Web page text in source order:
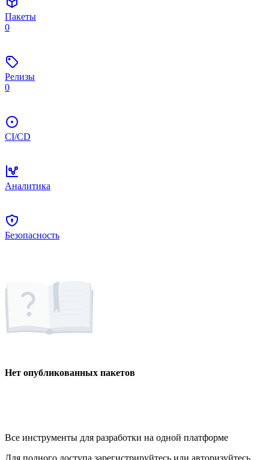
Пакеты
0
Релизы
0
CI/CD
Аналитика
Безопасность
Нет опубликованных пакетов
Все инструменты для разработки на одной платформе
Для полного доступа зарегистрируйтесь или авторизуйтесь